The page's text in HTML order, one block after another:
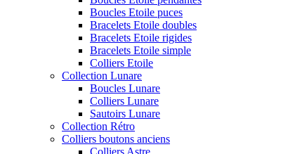
Boucles Etoile puces
Bracelets Etoile doubles
Bracelets Etoile rigides
Bracelets Etoile simple
Colliers Etoile
Collection Lunare
Boucles Lunare
Colliers Lunare
Sautoirs Lunare
Collection Rétro
Colliers boutons anciens
Colliers Astre